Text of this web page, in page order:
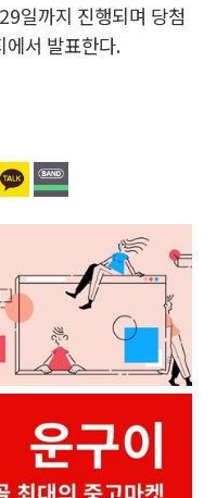
일까지 진행되며 당첨
에서 발표한다.